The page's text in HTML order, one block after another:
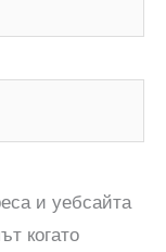
и уебсайта
когато